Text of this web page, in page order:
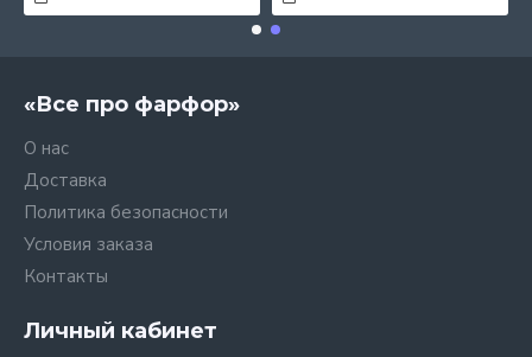
«Все про фарфор»
О нас
Доставка
Политика безопасности
Условия заказа
Контакты
Личный кабинет